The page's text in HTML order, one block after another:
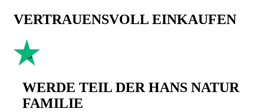
VERTRAUENSVOLL EINKAUFEN
WERDE TEIL DER HANS NATUR
FAMILIE